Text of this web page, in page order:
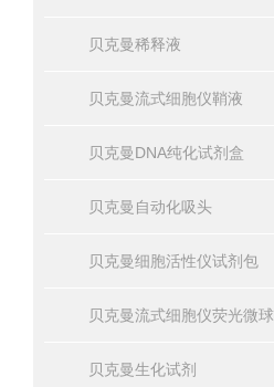
贝克曼稀释液
贝克曼流式细胞仪鞘液
贝克曼DNA纯化试剂盒
贝克曼自动化吸头
贝克曼细胞活性仪试剂包
贝克曼流式细胞仪荧光微球
贝克曼生化试剂